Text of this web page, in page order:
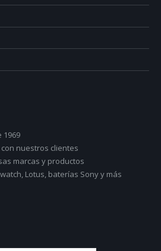
1969
nuestros clientes
marcas y productos
Lotus, baterías Sony y más